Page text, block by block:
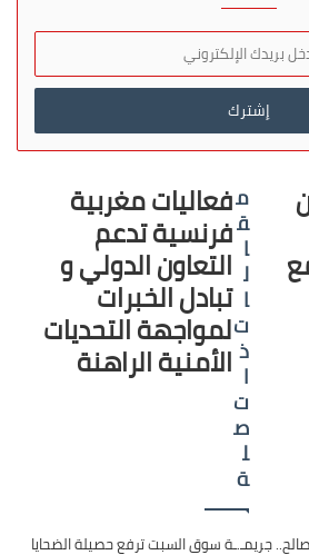
فعاليات مغربية
فرنسية تدعم
التعاون الدولي و
تبادل الخبرات
لمواجهة التحديات
الأمنية الراهنة
م
ق
ا
ل
ا
ت
ذ
ا
ت
ص
ل
ة